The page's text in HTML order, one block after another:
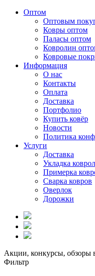
Оптом
Оптовым
Ковры оптом
Паласы оптом
Ковролин
Ковровые
Информация
О нас
Контакты
Оплата
Доставка
Портфолио
Купить ковёр
Новости
Политика
Услуги
Доставка
Укладка
Примерка
Сварка ковров
Оверлок
Дорожки
Акции, конкурсы, обзоры
Фильтр